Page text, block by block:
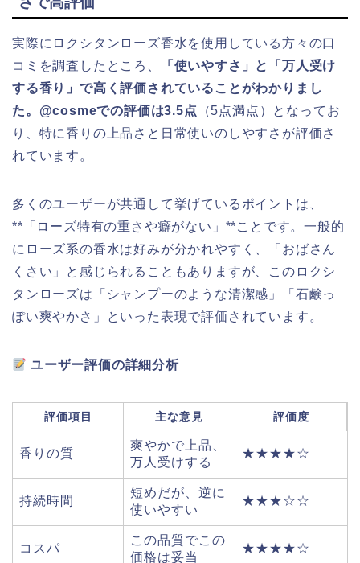
実際にロクシタンローズ香水を使用している方々の口
コミを調査したところ、
「使いやすさ」と「万人受け
する香り」で高く評価されていることがわかりまし
た。@cosmeでの評価は3.5点 （5点満点）となってお
り、特に香りの上品さと日常使いのしやすさが評価さ
れています。
多くのユーザーが共通して挙げているポイントは、
**「ローズ特有の重さや癖がない」**ことです。一般的
にローズ系の香水は好みが分かれやすく、「おばさん
くさい」と感じられることもありますが、このロクシ
タンローズは「シャンプーのような清潔感」「石鹸っ
ぽい爽やかさ」といった表現で評価されています。
ユーザー評価の詳細分析
評価項目 主な意見 評価度
香りの質
爽やかで上品、
万人受けする
★★★★☆
持続時間
短めだが、逆に
使いやすい
★★★☆☆
コスパ
この品質でこの
価格は妥当
★★★★☆